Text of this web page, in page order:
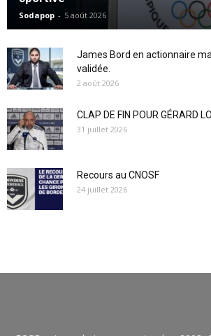
Sodapop - 5 août 2026
James Bord en actionnaire
validée.
2 août 2026
CLAP DE FIN POUR GÉRARD
31 juillet 2026
Recours au CNOSF
24 juillet 2026